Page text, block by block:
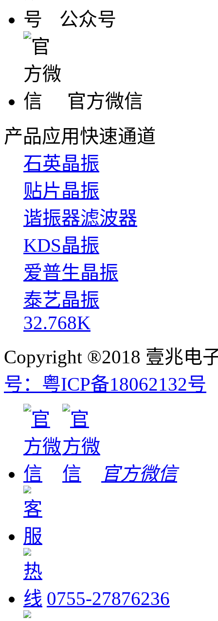
公众号
官方微信
产品应用快速通道
石英晶振
贴片晶振
谐振器滤波器
KDS晶振
爱普生晶振
泰艺晶振
32.768K
Copyright ®2018 壹兆电
号：粤ICP备18062132号
官方微信
0755-27876236